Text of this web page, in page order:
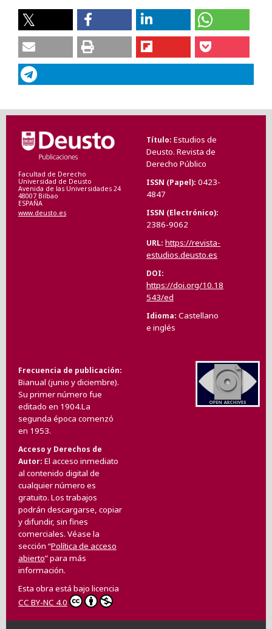
Facultad de Derecho
Universidad de Deusto
Avenida de las Universidades 24
48007 Bilbao
ESPAÑA
www.deusto.es
Título Estudios de
Deusto. Revista de
Derecho Público
ISSN (Papel) 0423-
4847
ISSN (Electrónico)
2386-9062
URL https://revista-
estudios.deusto.es
DOI
https://doi.org/10.18
543/ed
Idioma Castellano
e inglés
Frecuencia de publicación
Bianual (junio y diciembre).
Su primer número fue
editado en 1904.La
segunda época comenzó
en 1953.
Acceso y Derechos de
Autor El acceso inmediato
al contenido digital de
cualquier número es
gratuito. Los trabajos
podrán descargarse, copiar
y difundir, sin fines
comerciales. Véase la
sección “Política de acceso
abierto” para más
información.
Esta obra está bajo licencia
CC BY-NC 4.0